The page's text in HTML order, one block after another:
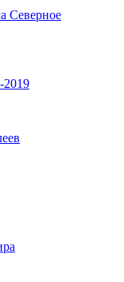
Северное
2019